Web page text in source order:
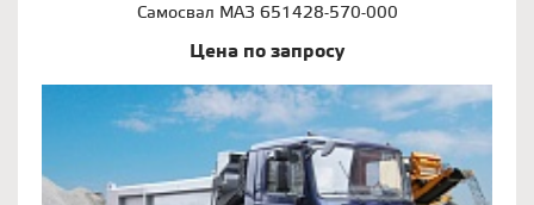
Самосвал МАЗ 651428-570-000
Цена по запросу